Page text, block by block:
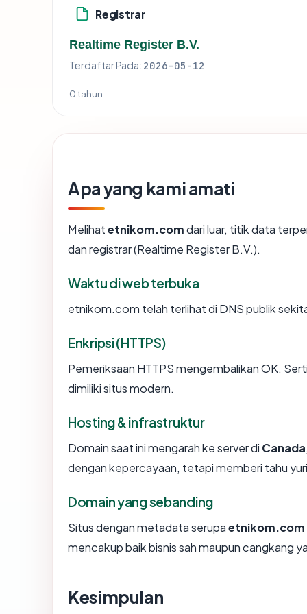
Registrar
Realtime Register B.V.
Terdaftar Pada: 2026-05-12
0 tahun
Apa yang kami amati
Melihatetnikom.comdari luar, titik data
dan registrar (Realtime Register B.V.).
Waktu di web terbuka
etnikom.com telah terlihat di DNS publik
Enkripsi (HTTPS)
Pemeriksaan HTTPS mengembalikan OK.
dimiliki situs modern.
Hosting & infrastruktur
Domain saat ini mengarah ke server di Canada
dengan kepercayaan, tetapi memberi tahu
Domain yang sebanding
Situs dengan metadata serupaetnikom.com
mencakup baik bisnis sah maupun cangkang
Kesimpulan